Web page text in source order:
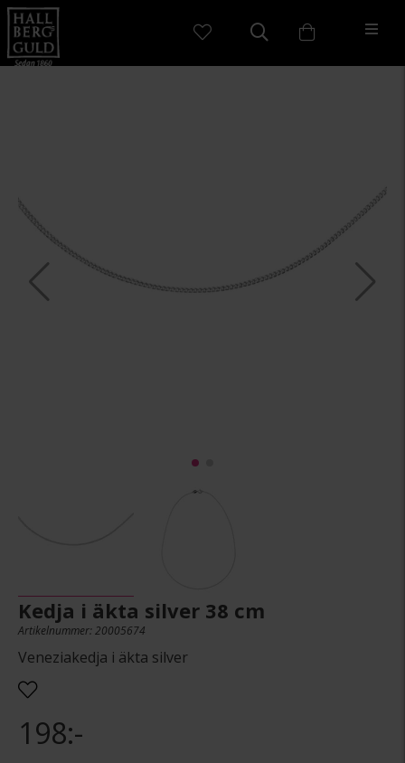
Kedja i äkta silver 38 cm
Artikelnummer: 20005674
Veneziakedja i äkta silver
198:-